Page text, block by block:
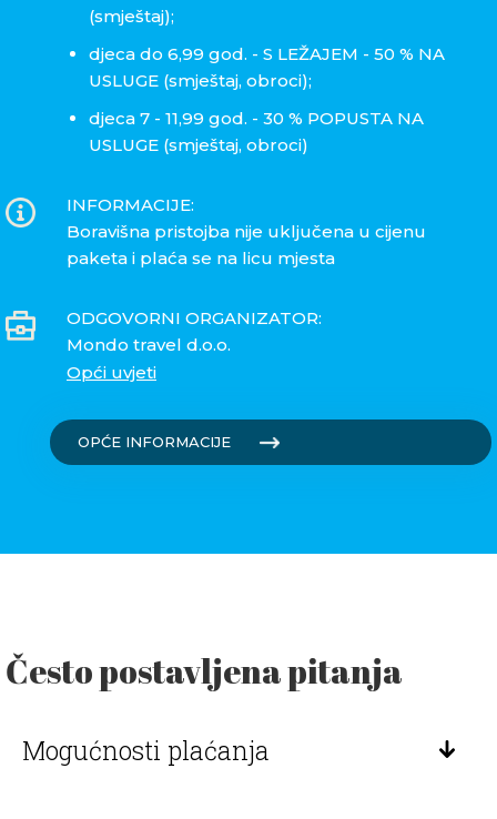
(smještaj);
djeca do 6,99 god. - S LEŽAJEM - 50 % NA
USLUGE (smještaj, obroci);
djeca 7 - 11,99 god. - 30 % POPUSTA NA
USLUGE (smještaj, obroci)
INFORMACIJE:
Boravišna pristojba nije uključena u cijenu
paketa i plaća se na licu mjesta
ODGOVORNI ORGANIZATOR:
Mondo travel d.o.o.
Opći uvjeti
OPĆE INFORMACIJE
Često postavljena pitanja
Mogućnosti plaćanja